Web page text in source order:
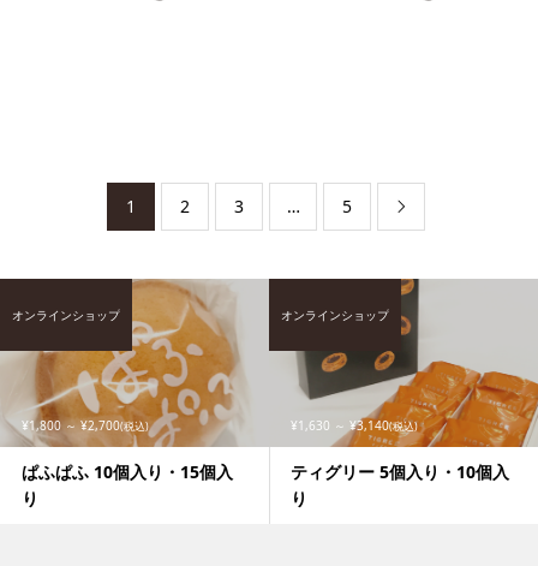
1 2 3 … 5 
¥1,800 ～ ¥2,700(税込)
ぱふぱふ 10個入り・15個入
り
オンラインショップ
¥1,630 ～ ¥3,140(税込)
ティグリー 5個入り・10個入
り
オンラインショップ